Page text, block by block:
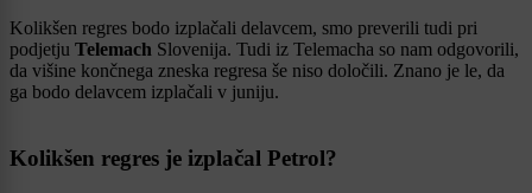
Kolikšen regres bodo izplačali delavcem, smo preverili tudi pri
podjetju Telemach Slovenija. Tudi iz Telemacha so nam odgovorili,
da višine končnega zneska regresa še niso določili. Znano je le, da
ga bodo delavcem izplačali v juniju.
Kolikšen regres je izplačal Petrol?